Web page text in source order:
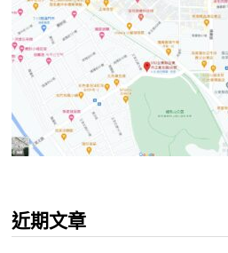
近期文章